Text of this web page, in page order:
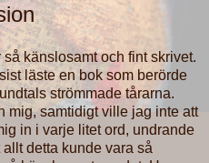
känslosamt och fint skrivet.
läste en bok som berörde
strömmade tårarna.
mig, samtidigt ville jag inte att
in i varje litet ord, undrande
detta kunde vara så